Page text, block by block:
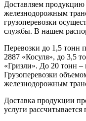
Доставляем
железнодорожным
грузоперевозки
службы. В нашем
Перевозки до 1,5 тонн
2887 «Косуля», до 3,5
«Гризли». До 20 тонн
Грузоперевозки
железнодорожным
Доставка продукции
услуги